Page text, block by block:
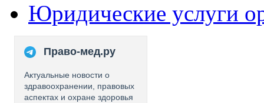
Юридические услуги
Право-мед.ру
Актуальные новости о
здравоохранении, правовых
аспектах и охране здоровья